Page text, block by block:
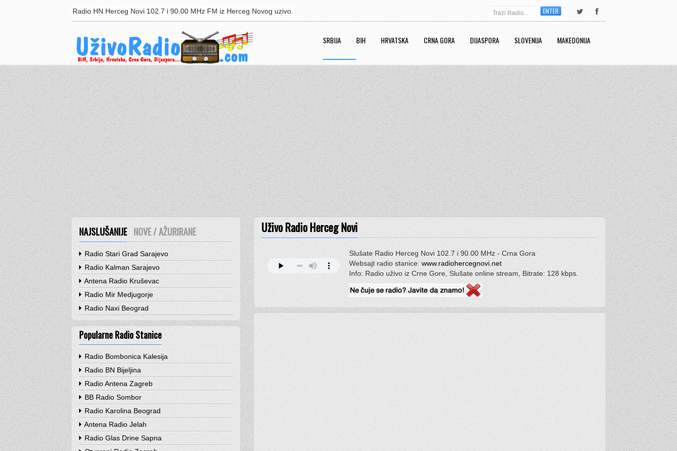
Radio HN Herceg Novi 102.7 i 90.00 MHz FM iz Herceg Novog uzivo. ENTER
SRBIJA BIH HRVATSKA CRNA GORA DIJASPORA SLOVENIJA MAKEDONIJA
Uživo Radio Herceg Novi
Slušate Radio Herceg Novi 102.7 i 90.00 MHz - Crna Gora
Websajt radio stanice:www.radiohercegnovi.net
Info: Radio uživo iz Crne Gore, Slušate online stream, Bitrate: 128 kbps.
NAJSLUŠANIJE NOVE / AŽURIRANE
Radio Stari Grad Sarajevo
Radio Kalman Sarajevo
Antena Radio Kruševac
Radio Mir Medjugorje
Radio Naxi Beograd
Popularne Radio Stanice
Radio Bombonica Kalesija
Radio BN Bijeljina
Radio Antena Zagreb
BB Radio Sombor
Radio Karolina Beograd
Antena Radio Jelah
Radio Glas Drine Sapna